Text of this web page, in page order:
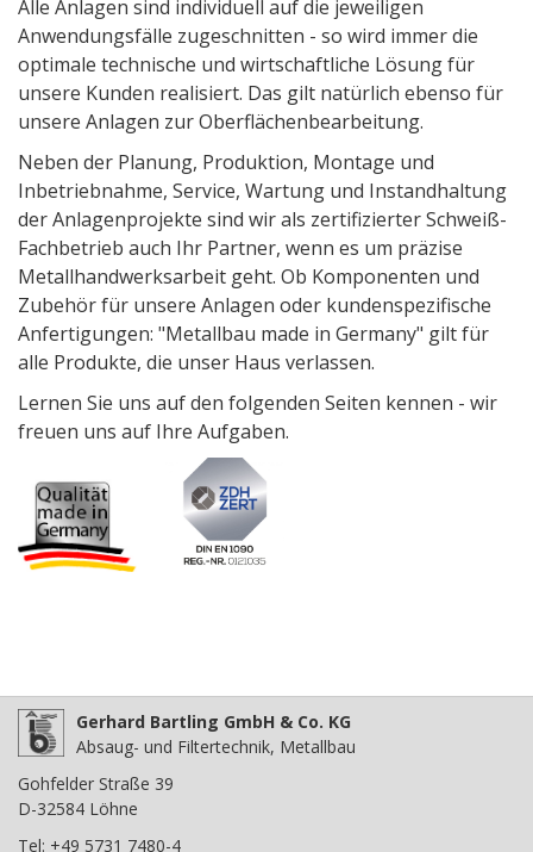
Alle Anlagen sind individuell auf die jeweiligen
Anwendungsfälle zugeschnitten - so wird immer die
optimale technische und wirtschaftliche Lösung für
unsere Kunden realisiert. Das gilt natürlich ebenso für
unsere Anlagen zur Oberflächenbearbeitung.
Neben der Planung, Produktion, Montage und
Inbetriebnahme, Service, Wartung und Instandhaltung
der Anlagenprojekte sind wir als zertifizierter Schweiß-
Fachbetrieb auch Ihr Partner, wenn es um präzise
Metallhandwerksarbeit geht. Ob Komponenten und
Zubehör für unsere Anlagen oder kundenspezifische
Anfertigungen: "Metallbau made in Germany" gilt für
alle Produkte, die unser Haus verlassen.
Lernen Sie uns auf den folgenden Seiten kennen - wir
freuen uns auf Ihre Aufgaben.
Gerhard Bartling GmbH & Co. KG
Absaug- und Filtertechnik, Metallbau
Gohfelder Straße 39
D-32584 Löhne
Tel: +49 5731 7480-4